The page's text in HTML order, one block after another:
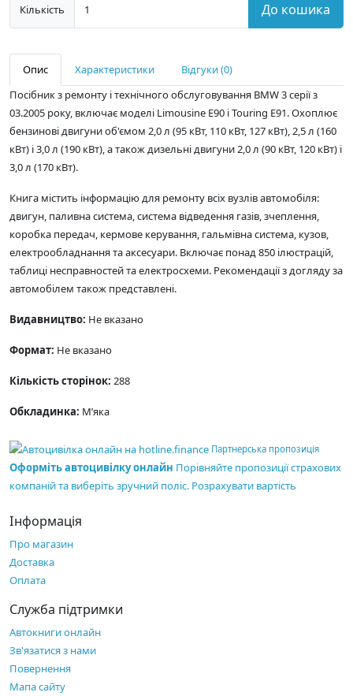
Кількість До кошика
Опис Характеристики
Відгуки (0)
Посібник з ремонту і технічного обслуговування BMW 3 серії з
03.2005 року, включає моделі Limousine E90 і Touring E91. Охоплює
бензинові двигуни об'ємом 2,0 л (95 кВт, 110 кВт, 127 кВт), 2,5 л (160
кВт) і 3,0 л (190 кВт), а також дизельні двигуни 2,0 л (90 кВт, 120 кВт) і
3,0 л (170 кВт).
Книга містить інформацію для ремонту всіх вузлів автомобіля:
двигун, паливна система, система відведення газів, зчеплення,
коробка передач, кермове керування, гальмівна система, кузов,
електрообладнання та аксесуари. Включає понад 850 ілюстрацій,
таблиці несправностей та електросхеми. Рекомендації з догляду за
автомобілем також представлені.
Видавництво: Не вказано
Формат: Не вказано
Кількість сторінок: 288
Обкладинка: М’яка
Партнерська пропозиція
Оформіть автоцивілку онлайн Порівняйте пропозиції страхових
компаній та виберіть зручний поліс. Розрахувати вартість
Інформація
Про магазин
Доставка
Оплата
Служба підтримки
Автокниги онлайн
Зв'язатися з нами
Повернення
Мапа сайту